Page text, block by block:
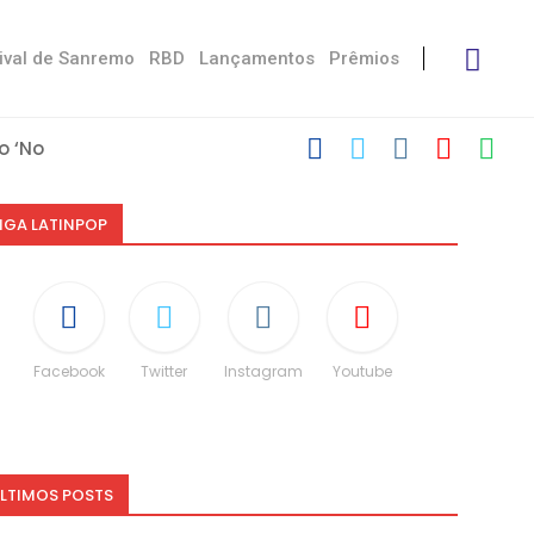
de Sanremo RBD Lançamentos Prêmios
Stress’
LATINPOP
Facebook Twitter Instagram Youtube
POSTS